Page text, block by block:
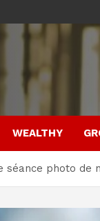
WEALTHY
photo de